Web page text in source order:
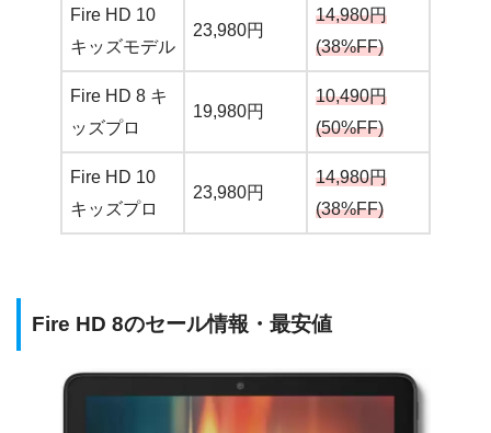
Fire HD 10
キッズモデル
23,980円
14,980円
(38%FF)
Fire HD 8 キ
ッズプロ
19,980円
10,490円
(50%FF)
Fire HD 10
キッズプロ
23,980円
14,980円
(38%FF)
Fire HD 8のセール情報・最安値